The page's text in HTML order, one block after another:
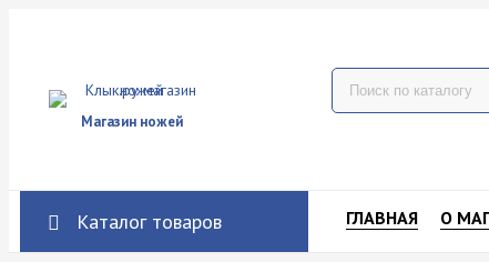
Магазин ножей
Каталог товаров ГЛАВНАЯ О